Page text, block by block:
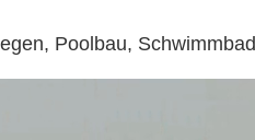
Poolbau, Schwimmbad